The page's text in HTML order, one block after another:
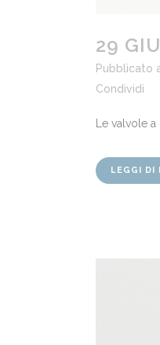
29 GIU
Pubblicato
Condividi
Le valvole
LEGGI DI